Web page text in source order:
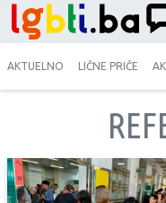
AKTUELNO LIČNE PRIČE